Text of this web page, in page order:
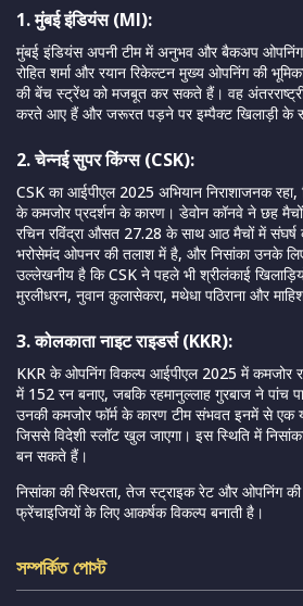
1. मुंबई इंडियंस (MI):
मुंबई इंडियंस अपनी टीम में अनुभव और बैकअप
रोहित शर्मा और रयान रिकेल्टन मुख्य ओपनिंग की
की बेंच स्ट्रेंथ को मजबूत कर सकते हैं। वह
करते आए हैं और जरूरत पड़ने पर इम्पैक्ट खिलाड़ी के
2. चेन्नई सुपर किंग्स (CSK):
CSK का आईपीएल 2025 अभियान निराशाजनक
के कमजोर प्रदर्शन के कारण। डेवोन कॉनवे ने छह
रचिन रविंद्रा औसत 27.28 के साथ आठ मैचों में
भरोसेमंद ओपनर की तलाश में है, और निसांका उनके
उल्लेखनीय है कि CSK ने पहले भी श्रीलंकाई
मुरलीधरन, नुवान कुलासेकरा, मथेधा पठिराना और माहिश
3. कोलकाता नाइट राइडर्स (KKR):
KKR के ओपनिंग विकल्प आईपीएल 2025 में कमजोर
में 152 रन बनाए, जबकि रहमानुल्लाह गुरबाज ने पांच
उनकी कमजोर फॉर्म के कारण टीम संभवत इनमें से एक
जिससे विदेशी स्लॉट खुल जाएगा। इस स्थिति में
बन सकते हैं।
निसांका की स्थिरता, तेज स्ट्राइक रेट और ओपनिंग
फ्रेंचाइजियों के लिए आकर्षक विकल्प बनाती है।
সম্পর্কিত পোস্ট